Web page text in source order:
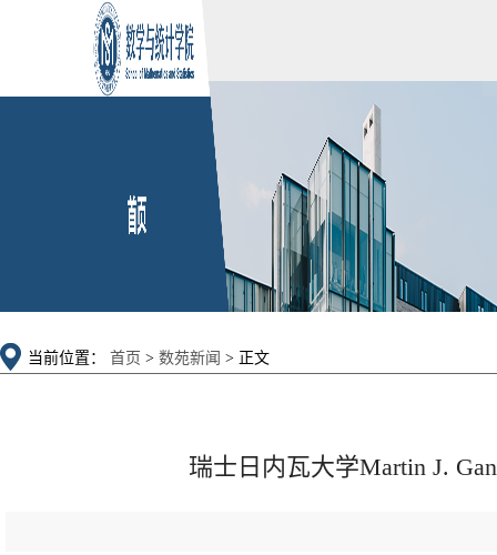
当前位置： 首页 > 数苑新闻 > 正文
瑞士日内瓦大学Martin J.